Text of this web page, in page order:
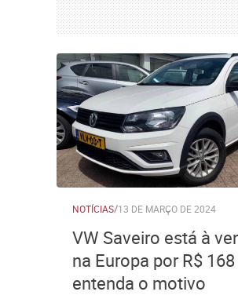
NOTÍCIAS/13 DE MARÇO DE 2024
VW Saveiro está à
na Europa por R$
entenda o motivo